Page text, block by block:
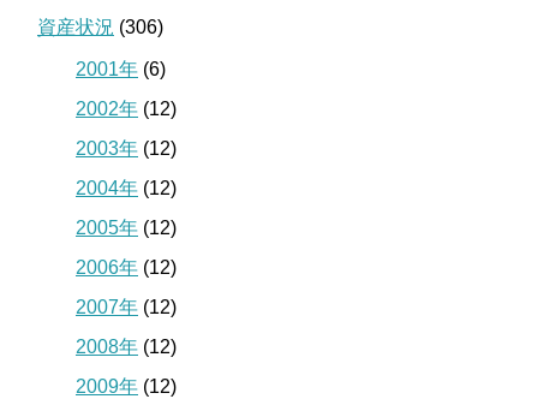
資産状況 (306)
2001年 (6)
2002年 (12)
2003年 (12)
2004年 (12)
2005年 (12)
2006年 (12)
2007年 (12)
2008年 (12)
2009年 (12)